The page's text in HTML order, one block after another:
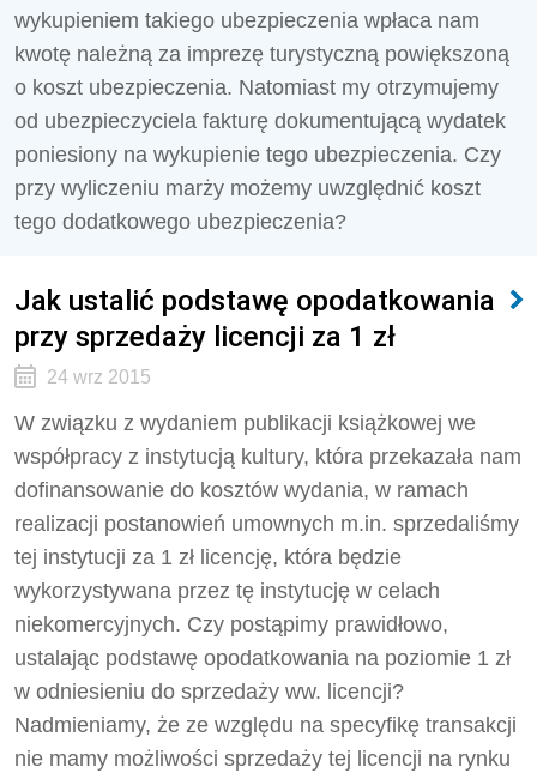
wykupieniem takiego ubezpieczenia wpłaca nam
kwotę należną za imprezę turystyczną powiększoną
o koszt ubezpieczenia. Natomiast my otrzymujemy
od ubezpieczy­ciela fakturę dokumentującą wydatek
poniesiony na wykupienie tego ubezpieczenia. Czy
przy wyli­czeniu marży możemy uwzględnić koszt
tego dodatkowego ubezpieczenia?
Jak ustalić podstawę opodatkowania
przy sprzedaży licencji za 1 zł
24 wrz 2015
W związku z wydaniem publikacji książkowej we
współpracy z instytucją kultury, która przekazała nam
dofinansowanie do kosztów wydania, w ramach
realizacji postanowień umownych m.in. sprze­daliśmy
tej instytucji za 1 zł licencję, która będzie
wykorzystywana przez tę instytucję w celach
niekomercyjnych. Czy postąpimy prawidłowo,
ustalając podstawę opodatkowania na poziomie 1 zł
w odniesieniu do sprzedaży ww. licencji?
Nadmieniamy, że ze względu na specyfikę transakcji
nie mamy możliwości sprzedaży tej licencji na rynku